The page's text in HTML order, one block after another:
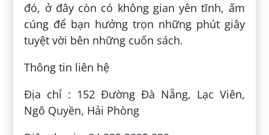
đó, ở đây còn có không gian yên tĩnh, ấm
cúng để bạn hưởng trọn những phút giây
tuyệt vời bên những cuốn sách.
Thông tin liên hệ
Địa chỉ : 152 Đường Đà Nẵng, Lạc Viên,
Ngô Quyền, Hải Phòng